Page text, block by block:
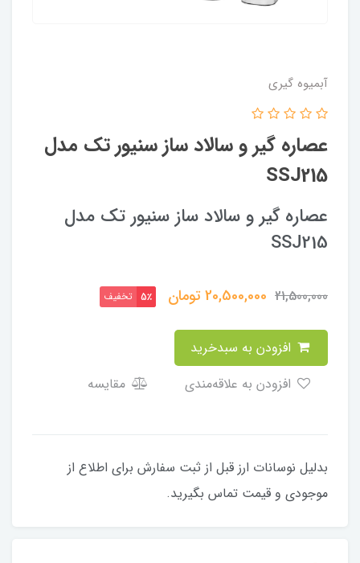
آبمیوه گیری
عصاره گیر و سالاد ساز سنیور تک مدل
SSJ215
عصاره گیر و سالاد ساز سنیور تک مدل
SSJ215
21,500,000
20,500,000تومان 5٪ تخفیف
مقایسه
بدلیل نوسانات ارز قبل از ثبت سفارش برای اطلاع از
موجودی و قیمت تماس بگیرید.